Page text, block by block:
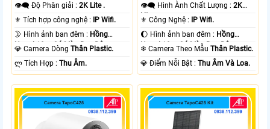
👁️‍🗨 Độ Phân giải :2K Lite .
⚜️ Tích hợp công nghệ : IP Wifi.
🌛 Hình ảnh ban đêm : Hồng
Ngoại 10m Có Màu Ban Ðêm.
💎 Camera DòngThân Plastic.
️ლ Tích Hợp :Thu Âm.
👁️‍🗨 Hình Ành Chất Lượng :2K
Lite .
⚜️ Công Nghệ : IP Wifi.
🌔 Hình ảnh ban đêm : Hồng
Ngoại 10m Có Màu Ban Ðêm.
❄ Camera Theo MẫuThân Plastic.
️💎 Điểm Nỗi Bật :Thu Âm Và Loa.